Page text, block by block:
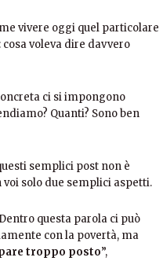
vivere oggi quel particolare
voleva dire davvero
ci si impongono
Quanti? Sono ben
semplici post non è
solo due semplici aspetti.
questa parola ci può
con la povertà, ma
troppo posto”,